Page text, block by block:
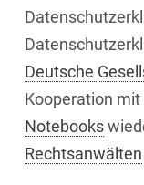
Deutsche
Kooperation mit
Notebooks
Rechtsanwälten